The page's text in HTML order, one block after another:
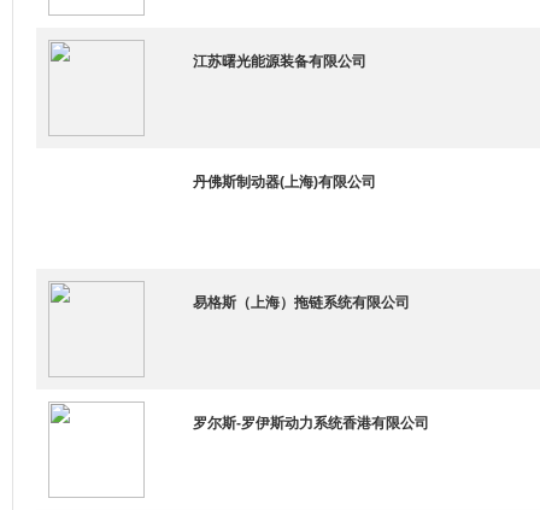
江苏曙光能源装备有限公司
丹佛斯制动器(上海)有限公司
易格斯（上海）拖链系统有限公司
罗尔斯-罗伊斯动力系统香港有限公司